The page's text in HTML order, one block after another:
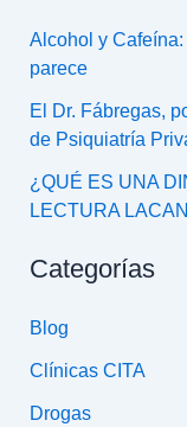
Alcohol y
parece
El Dr. Fábregas,
de Psiquiatría
¿QUÉ ES UNA
LECTURA
Categorías
Blog
Clínicas CITA
Drogas